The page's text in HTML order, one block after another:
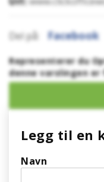
Del på: Facebook
Representerer du
denne varslingen er
Legg til en
Navn